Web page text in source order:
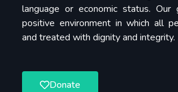
language or economic status.
positive environment in which all
and treated with dignity and integrity.
Donate